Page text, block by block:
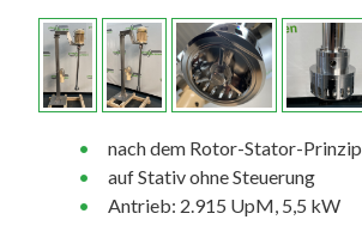
nach dem Rotor-Stator-Prinzip
auf Stativ ohne Steuerung
Antrieb: 2.915 UpM, 5,5 kW